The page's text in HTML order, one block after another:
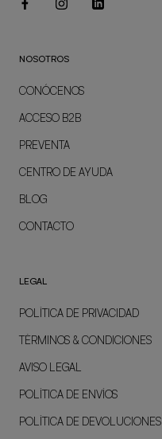
NOSOTROS
CONÓCENOS
ACCESO B2B
PREVENTA
CENTRO DE AYUDA
BLOG
CONTACTO
LEGAL
POLÍTICA DE PRIVACIDAD
TÉRMINOS & CONDICIONES
AVISO LEGAL
POLÍTICA DE ENVÍOS
POLÍTICA DE DEVOLUCIONES